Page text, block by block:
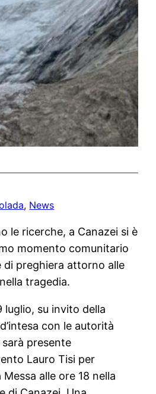
, News
le ricerche, a Canazei si è
momento comunitario
di preghiera attorno alle
tragedia.
luglio, su invito della
con le autorità
presente
Lauro Tisi per
alle ore 18 nella